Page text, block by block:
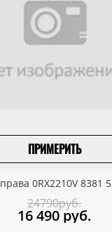
ПРИМЕРИТЬ
ПРИВЕЗТИ ПОД ЗАКАЗ
0RX2210V 8381
24790руб.
16 490 руб.